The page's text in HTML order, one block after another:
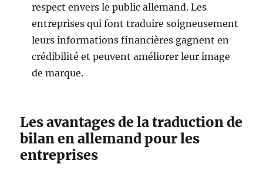
respect envers le public allemand. Les
entreprises qui font traduire soigneusement
leurs informations financières gagnent en
crédibilité et peuvent améliorer leur image
de marque.
Les avantages de la traduction de
bilan en allemand pour les
entreprises